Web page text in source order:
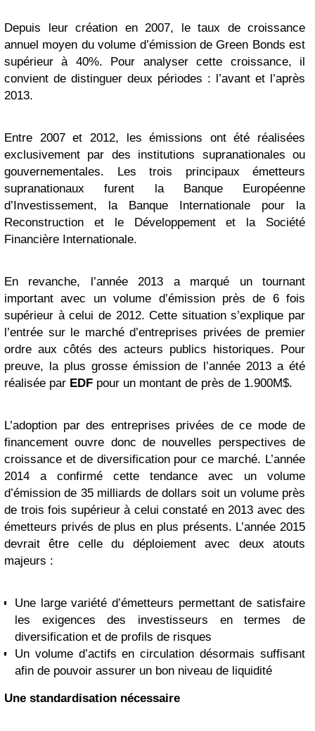
Depuis leur création en 2007, le taux de croissance
annuel moyen du volume d’émission de Green Bonds est
supérieur à 40%. Pour analyser cette croissance, il
convient de distinguer deux périodes : l’avant et l’après
2013.
Entre 2007 et 2012, les émissions ont été réalisées
exclusivement par des institutions supranationales ou
gouvernementales. Les trois principaux émetteurs
supranationaux furent la Banque Européenne
d’Investissement, la Banque Internationale pour la
Reconstruction et le Développement et la Société
Financière Internationale.
En revanche, l’année 2013 a marqué un tournant
important avec un volume d’émission près de 6 fois
supérieur à celui de 2012. Cette situation s’explique par
l’entrée sur le marché d’entreprises privées de premier
ordre aux côtés des acteurs publics historiques. Pour
preuve, la plus grosse émission de l’année 2013 a été
réalisée par EDF pour un montant de près de 1.900M$.
L’adoption par des entreprises privées de ce mode de
financement ouvre donc de nouvelles perspectives de
croissance et de diversification pour ce marché. L’année
2014 a confirmé cette tendance avec un volume
d’émission de 35 milliards de dollars soit un volume près
de trois fois supérieur à celui constaté en 2013 avec des
émetteurs privés de plus en plus présents. L’année 2015
devrait être celle du déploiement avec deux atouts
majeurs :
Une large variété d’émetteurs permettant de satisfaire
les exigences des investisseurs en termes de
diversification et de profils de risques
Un volume d’actifs en circulation désormais suffisant
afin de pouvoir assurer un bon niveau de liquidité
Une standardisation nécessaire